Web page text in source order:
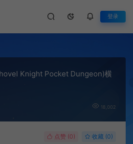
登录
Knight Pocket Dungeon)横
18,002
点赞 (0) 收藏 (0)